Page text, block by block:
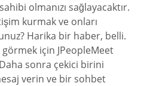
olmanızı sağlayacaktır.
kurmak ve onları
Harika bir haber, belli.
için JPeopleMeet
sonra çekici birini
verin ve bir sohbet